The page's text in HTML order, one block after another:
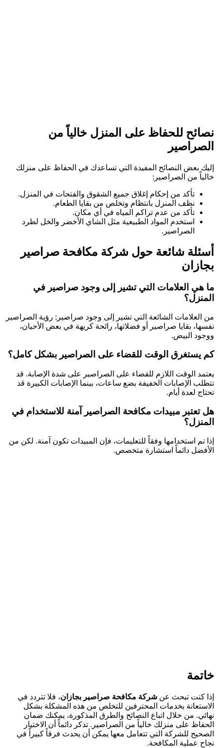
نصائح للحفاظ على المنزل خالياً من
الصراصير
إليك بعض النصائح المفيدة التي تساعدك في الحفاظ على منزلك
خالياً من الصراصير:
تأكد من إحكام إغلاق جميع الشقوق والفتحات في المنزل.
نظف المنزل بانتظام وتخلص من بقايا الطعام.
تأكد من عدم تراكم المياه في أي مكان.
استخدم المواد الطبيعية مثل الشاي الأخضر والخل لطرد
الصراصير.
أسئلة شائعة حول شركة مكافحة صراصير
بجازان
ما هي العلامات التي تشير إلى وجود صراصير في
المنزل؟
من العلامات الشائعة التي تشير إلى وجود صراصير: رؤية الصراصير
نفسها، بقايا صراصير أو فضلاتها، رائحة كريهة في بعض الأحيان،
ووجود البيض.
كم يستغرق الوقت للقضاء على الصراصير بشكل كامل؟
يعتمد الوقت اللازم للقضاء على الصراصير على شدة الإصابة. قد
تتطلب الإصابات الخفيفة بضع ساعات، بينما الإصابات الكبيرة قد
تحتاج لعدة أيام.
هل تعتبر مبيدات مكافحة الصراصير آمنة للاستخدام في
المنزل؟
إذا تم استخدامها وفقاً للتعليمات، فإن المبيدات تكون آمنة. لكن من
الأفضل دائماً استشارة متخصص.
خاتمة
إذا كنت تبحث عن شركة مكافحة صراصير بجازان، فلا تتردد في
الاستعانة بخدمات المحترفين للتخلص من هذه المشكلة بشكل
نهائي. من خلال اتباع النصائح والطرق المذكورة، يمكنك ضمان
الحفاظ على منزلك خالياً من الصراصير. تذكر دائماً أن الاختيار
الصحيح للشركة التي تتعامل معها يمكن أن يحدث فرقاً كبيراً في
نجاح عملية المكافحة.